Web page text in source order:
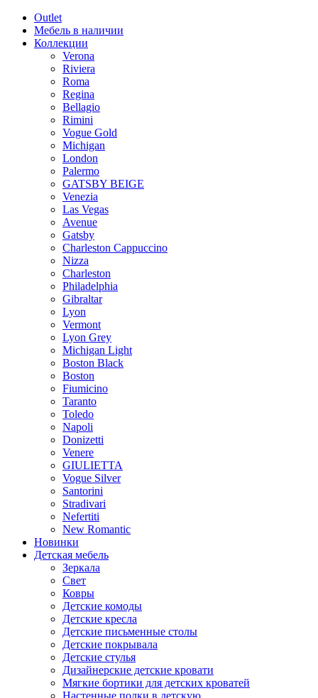
Outlet
Мебель в наличии
Коллекции
Verona
Riviera
Roma
Regina
Bellagio
Rimini
Vogue Gold
Michigan
London
Palermo
GATSBY BEIGE
Venezia
Las Vegas
Avenue
Gatsby
Charleston Cappuccino
Nizza
Charleston
Philadelphia
Gibraltar
Lyon
Vermont
Lyon Grey
Michigan Light
Boston Black
Boston
Fiumicino
Taranto
Toledo
Napoli
Donizetti
Venere
GIULIETTA
Vogue Silver
Santorini
Stradivari
Nefertiti
New Romantic
Новинки
Детская мебель
Зеркала
Свет
Ковры
Детские комоды
Детские кресла
Детские письменные столы
Детские покрывала
Детские стулья
Дизайнерские детские кровати
Мягкие бортики для детских кроватей
Настенные полки в детскую